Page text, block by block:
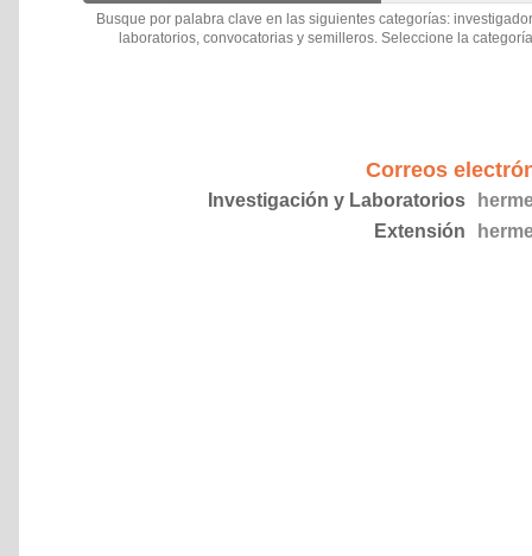
Busque por palabra clave en las siguientes categorías:
laboratorios, convocatorias y semilleros. Seleccione la
Correos
Investigación y Laboratorios
Extensión